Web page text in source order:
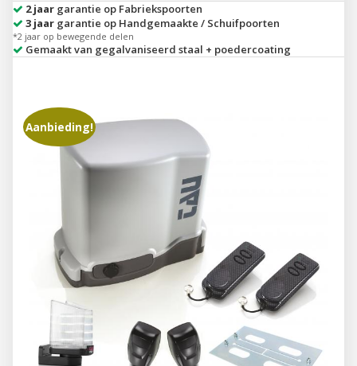
2 jaar garantie op Fabriekspoorten
3 jaar garantie op Handgemaakte / Schuifpoorten
*2 jaar op bewegende delen
Gemaakt van gegalvaniseerd staal + poedercoating
Aanbieding!